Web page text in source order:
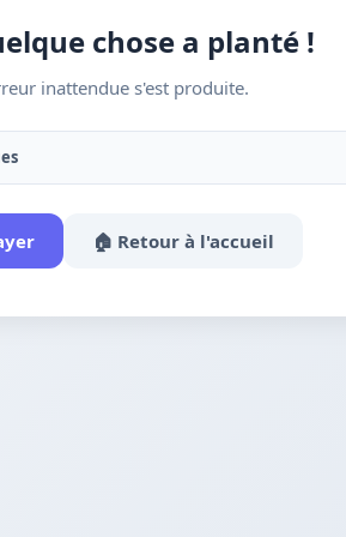
chose a planté !
inattendue s'est produite.
🏠 Retour à l'accueil